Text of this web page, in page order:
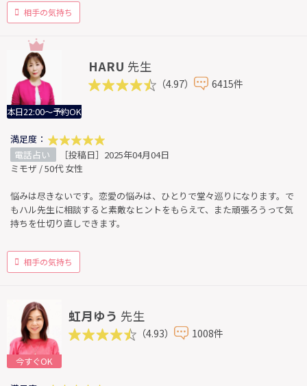
相手の気持ち
本日22:00～予約OK
HARU 先生
（4.97） 6415件
満足度：
電話占い
［投稿日］2025年04月04日
ミモザ / 50代 女性
悩みは尽きないです。恋愛の悩みは、ひとりで堂々巡りになります。で
もハル先生に相談すると素敵なヒントをもらえて、また頑張ろうって気
持ちを仕切り直しできます。
相手の気持ち
今すぐOK
虹月ゆう 先生
（4.93） 1008件